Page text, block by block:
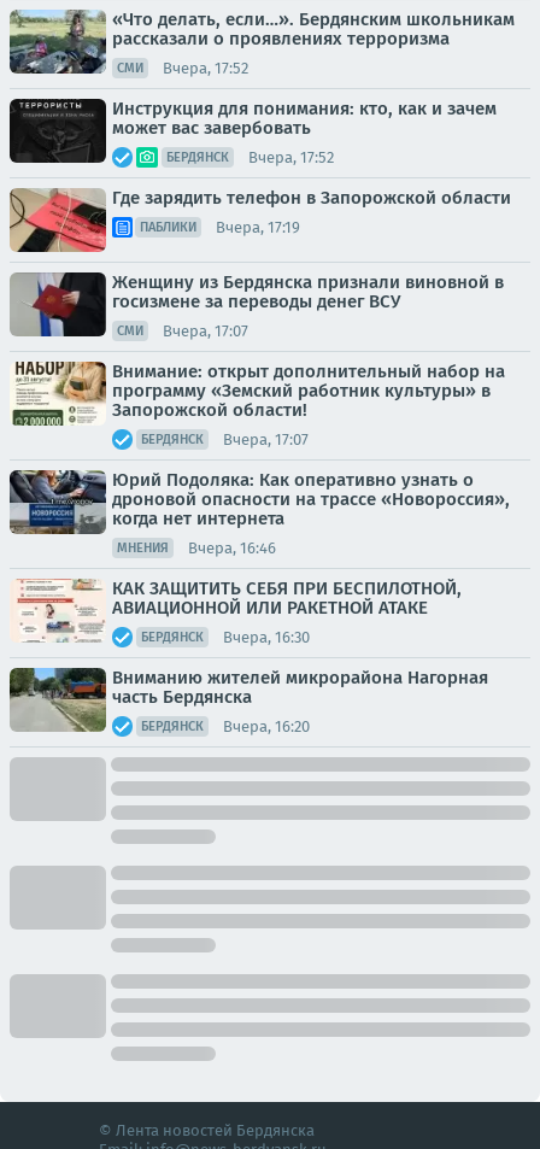
«Что делать, если…». Бердянским школьникам
рассказали о проявлениях терроризма
СМИ Вчера, 17:52
Инструкция для понимания: кто, как и зачем
может вас завербовать
БЕРДЯНСК Вчера, 17:52
Где зарядить телефон в Запорожской области
ПАБЛИКИ Вчера, 17:19
Женщину из Бердянска признали виновной в
госизмене за переводы денег ВСУ
СМИ Вчера, 17:07
Внимание: открыт дополнительный набор на
программу «Земский работник культуры» в
Запорожской области!
БЕРДЯНСК Вчера, 17:07
Юрий Подоляка: Как оперативно узнать о
дроновой опасности на трассе «Новороссия»,
когда нет интернета
МНЕНИЯ Вчера, 16:46
КАК ЗАЩИТИТЬ СЕБЯ ПРИ БЕСПИЛОТНОЙ,
АВИАЦИОННОЙ ИЛИ РАКЕТНОЙ АТАКЕ
БЕРДЯНСК Вчера, 16:30
Вниманию жителей микрорайона Нагорная
часть Бердянска
БЕРДЯНСК Вчера, 16:20
© Лента новостей Бердянска